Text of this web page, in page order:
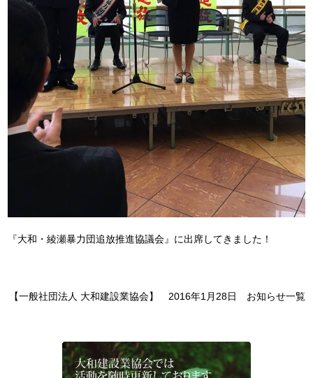
『大和・綾瀬暴力団追放推進協議会』に出席してきました！
【一般社団法人 大和建設業協会】 2016年1月28日 お知らせ一覧